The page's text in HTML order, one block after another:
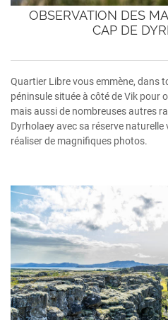
OBSERVATION DES
CAP DE
Quartier Libre vous emmène, dans
péninsule située à côté de Vik pour
mais aussi de nombreuses autres
Dyrholaey avec sa réserve
réaliser de magnifiques photos.